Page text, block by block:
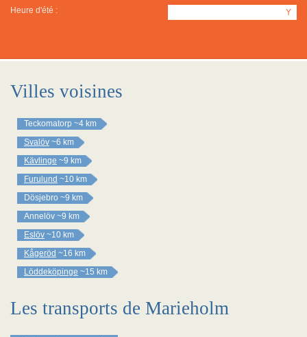
Heure d'été : Y
Villes voisines
Teckomatorp ~4 km
Svalöv ~6 km
Kävlinge ~9 km
Furulund ~10 km
Dösjebro ~9 km
Annelöv ~9 km
Eslöv ~10 km
Kågeröd ~16 km
Löddeköpinge ~15 km
Les transports de Marieholm